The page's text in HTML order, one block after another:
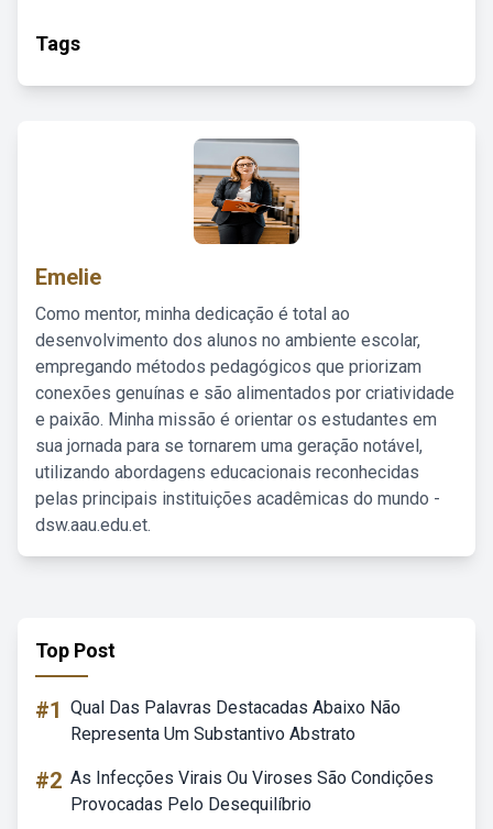
Tags
Emelie
Como mentor, minha dedicação é total ao
desenvolvimento dos alunos no ambiente escolar,
empregando métodos pedagógicos que priorizam
conexões genuínas e são alimentados por criatividade
e paixão. Minha missão é orientar os estudantes em
sua jornada para se tornarem uma geração notável,
utilizando abordagens educacionais reconhecidas
pelas principais instituições acadêmicas do mundo -
dsw.aau.edu.et.
Top Post
#1 Qual Das Palavras Destacadas Abaixo Não
Representa Um Substantivo Abstrato
#2 As Infecções Virais Ou Viroses São Condições
Provocadas Pelo Desequilíbrio